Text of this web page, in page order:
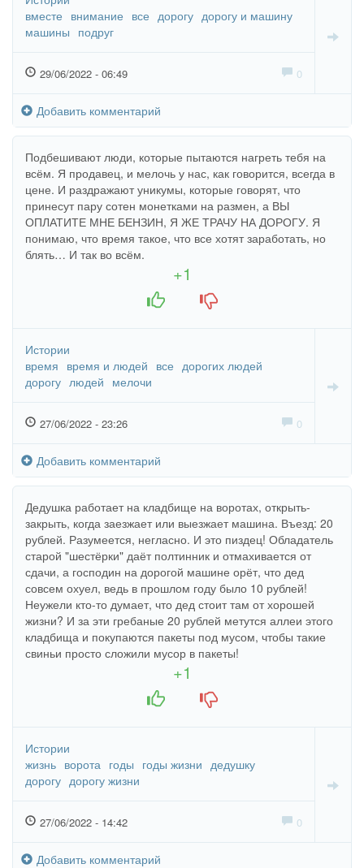
вместе внимание все дорогу дорогу и машину
машины подруг
29/06/2022 - 06:49 0
Добавить комментарий
Подбешивают люди, которые пытаются нагреть тебя на
всём. Я продавец, и мелочь у нас, как говорится, всегда в
цене. И раздражают уникумы, которые говорят, что
принесут пару сотен монетками на размен, а ВЫ
ОПЛАТИТЕ МНЕ БЕНЗИН, Я ЖЕ ТРАЧУ НА ДОРОГУ. Я
понимаю, что время такое, что все хотят заработать, но
блять… И так во всём.
+1
Истории
время время и людей все дорогих людей
дорогу людей мелочи
27/06/2022 - 23:26 0
Добавить комментарий
Дедушка работает на кладбище на воротах, открыть-
закрыть, когда заезжает или выезжает машина. Въезд: 20
рублей. Разумеется, негласно. И это пиздец! Обладатель
старой "шестёрки" даёт полтинник и отмахивается от
сдачи, а господин на дорогой машине орёт, что дед
совсем охуел, ведь в прошлом году было 10 рублей!
Неужели кто-то думает, что дед стоит там от хорошей
жизни? И за эти гребаные 20 рублей метутся аллеи этого
кладбища и покупаются пакеты под мусом, чтобы такие
свиньи просто сложили мусор в пакеты!
+1
Истории
жизнь ворота годы годы жизни дедушку
дорогу дорогу жизни
27/06/2022 - 14:42 0
Добавить комментарий